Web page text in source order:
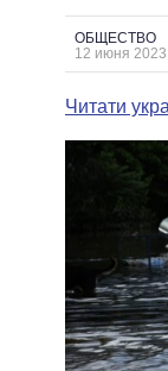
МЭРЫ
ВСЕ
ОБЩЕСТВО
12 июня
Читати